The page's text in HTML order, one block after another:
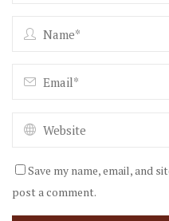
Save my name, email, and
post a comment.